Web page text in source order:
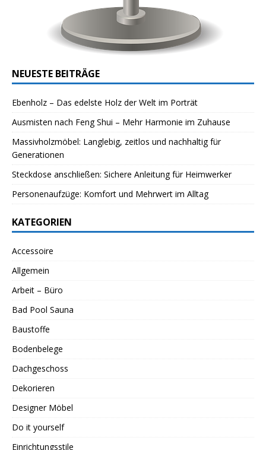
NEUESTE BEITRÄGE
Ebenholz – Das edelste Holz der Welt im Porträt
Ausmisten nach Feng Shui – Mehr Harmonie im Zuhause
Massivholzmöbel: Langlebig, zeitlos und nachhaltig für
Generationen
Steckdose anschließen: Sichere Anleitung für Heimwerker
Personenaufzüge: Komfort und Mehrwert im Alltag
KATEGORIEN
Accessoire
Allgemein
Arbeit – Büro
Bad Pool Sauna
Baustoffe
Bodenbelege
Dachgeschoss
Dekorieren
Designer Möbel
Do it yourself
Einrichtungsstile